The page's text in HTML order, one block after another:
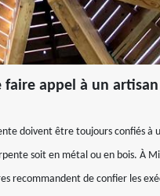
faire appel à un
doivent être toujours confiés à
soit en métal ou en bois. À
recommandent de confier les